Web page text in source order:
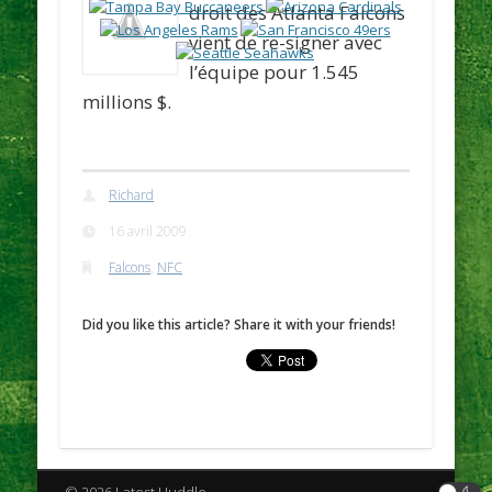
droit des Atlanta Falcons
vient de re-signer avec
l’équipe pour 1.545
millions $.
Richard
16 avril 2009
Falcons, NFC
Did you like this article? Share it with your friends!